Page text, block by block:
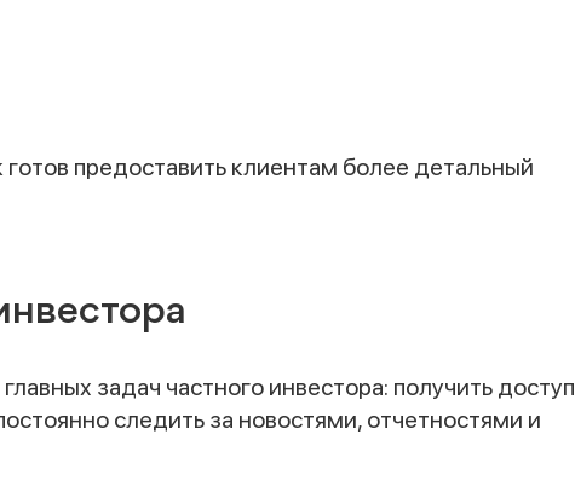
предоставить клиентам более детальный
задач частного инвестора: получить доступ
следить за новостями, отчетностями и